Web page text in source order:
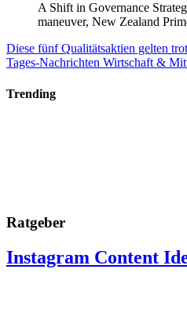
A Shift in Governance
maneuver, New Zealand
Diese fünf Qualitätsaktien gelten
Tages-Nachrichten Wirtschaft &
Trending
Ratgeber
Instagram Content